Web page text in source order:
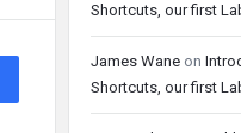
Shortcuts, our first
James Wane on
Shortcuts, our first